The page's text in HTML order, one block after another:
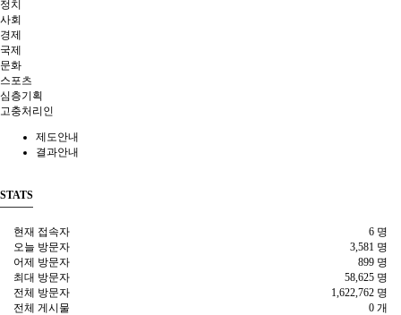
정치
사회
경제
국제
문화
스포츠
심층기획
고충처리인
제도안내
결과안내
STATS
6 명
현재 접속자
3,581 명
오늘 방문자
899 명
어제 방문자
58,625 명
최대 방문자
1,622,762 명
전체 방문자
0 개
전체 게시물